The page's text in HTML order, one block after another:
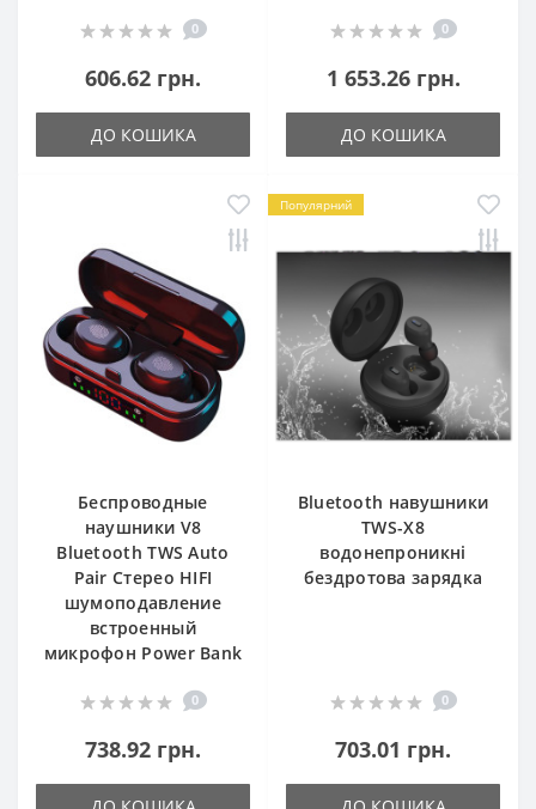
0
606.62 грн.
ДО КОШИКА
0
1 653.26 грн.
ДО КОШИКА
Беспроводные
наушники V8
Bluetooth TWS Auto
Pair Стерео HIFI
шумоподавление
встроенный
микрофон Power Bank
0
738.92 грн.
Популярний
Bluetooth навушники
TWS-X8
водонепроникні
бездротова зарядка
0
703.01 грн.